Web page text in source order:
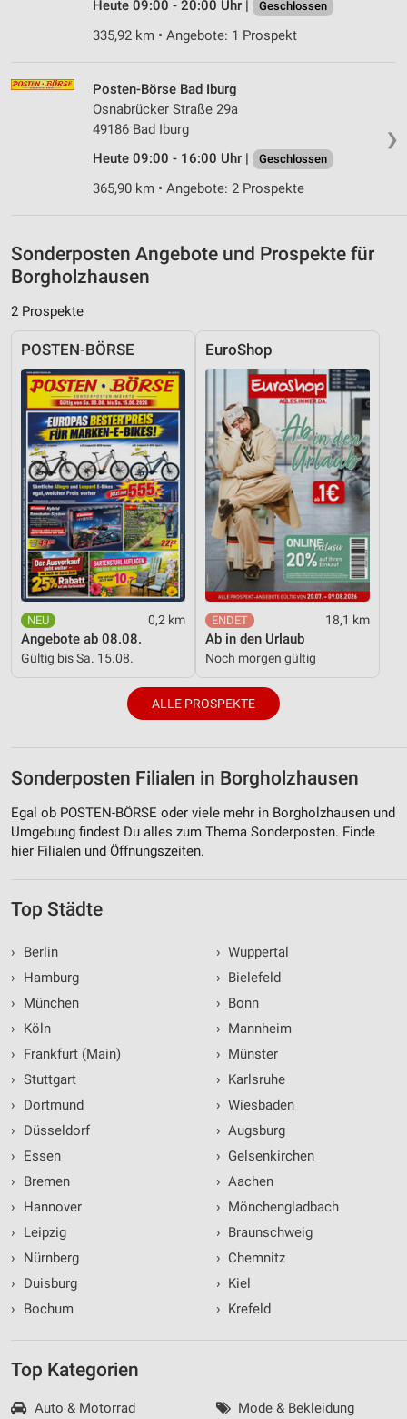
Heute 09:00 - 20:00 Uhr | Geschlossen
335,92 km • Angebote: 1 Prospekt
❯
Posten-Börse Bad Iburg
Osnabrücker Straße 29a
49186 Bad Iburg
Heute 09:00 - 16:00 Uhr |
Geschlossen
365,90 km • Angebote: 2 Prospekte
Sonderposten Angebote und Prospekte für
Borgholzhausen
2 Prospekte
POSTEN-BÖRSE
0,2 km
Angebote ab 08.08.
Gültig bis Sa. 15.08.
EuroShop
18,1 km
Ab in den Urlaub
Noch morgen gültig
ALLE PROSPEKTE
Sonderposten Filialen in Borgholzhausen
Egal ob POSTEN-BÖRSE oder viele mehr in Borgholzhausen und
Umgebung findest Du alles zum Thema Sonderposten. Finde
hier Filialen und Öffnungszeiten.
Top Städte
›
Berlin
›
Hamburg
›
München
›
Köln
›
Frankfurt (Main)
› Stuttgart
›
Dortmund
›
Düsseldorf
›
Essen
›
Bremen
›
Hannover
›
Leipzig
›
Nürnberg
›
Duisburg
›
Bochum
› Wuppertal
› Bielefeld
› Bonn
› Mannheim
› Münster
› Karlsruhe
› Wiesbaden
› Augsburg
› Gelsenkirchen
› Aachen
› Mönchengladbach
› Braunschweig
› Chemnitz
› Kiel
› Krefeld
Top Kategorien
Auto & Motorrad
Mode & Bekleidung
IAB-Besonderheiten:
Geräte anhand von aktiv angeforderten
Informationen identifizieren
Funktional
Werbung